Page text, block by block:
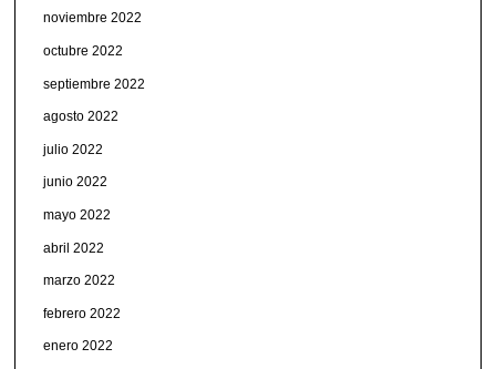
noviembre 2022
octubre 2022
septiembre 2022
agosto 2022
julio 2022
junio 2022
mayo 2022
abril 2022
marzo 2022
febrero 2022
enero 2022